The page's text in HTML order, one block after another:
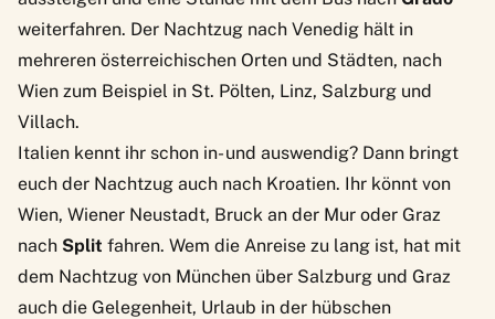
weiterfahren. Der Nachtzug nach Venedig hält in
mehreren österreichischen Orten und Städten, nach
Wien zum Beispiel in St. Pölten, Linz, Salzburg und
Villach.
Italien kennt ihr schon in- und auswendig? Dann bringt
euch der Nachtzug auch nach Kroatien. Ihr könnt von
Wien, Wiener Neustadt, Bruck an der Mur oder Graz
nach Split fahren. Wem die Anreise zu lang ist, hat mit
dem Nachtzug von München über Salzburg und Graz
auch die Gelegenheit, Urlaub in der hübschen